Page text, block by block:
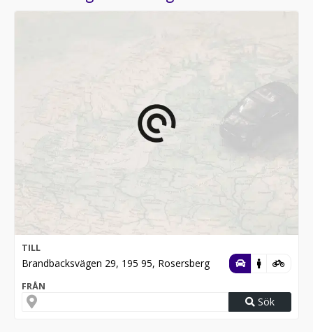
TILL
Brandbacksvägen 29, 195 95, Rosersberg
FRÅN
Sök